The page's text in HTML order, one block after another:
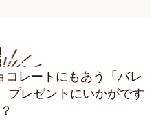
コレートにもあう「バレ
プレゼントにいかがです